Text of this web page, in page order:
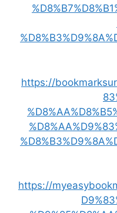
https://
https://